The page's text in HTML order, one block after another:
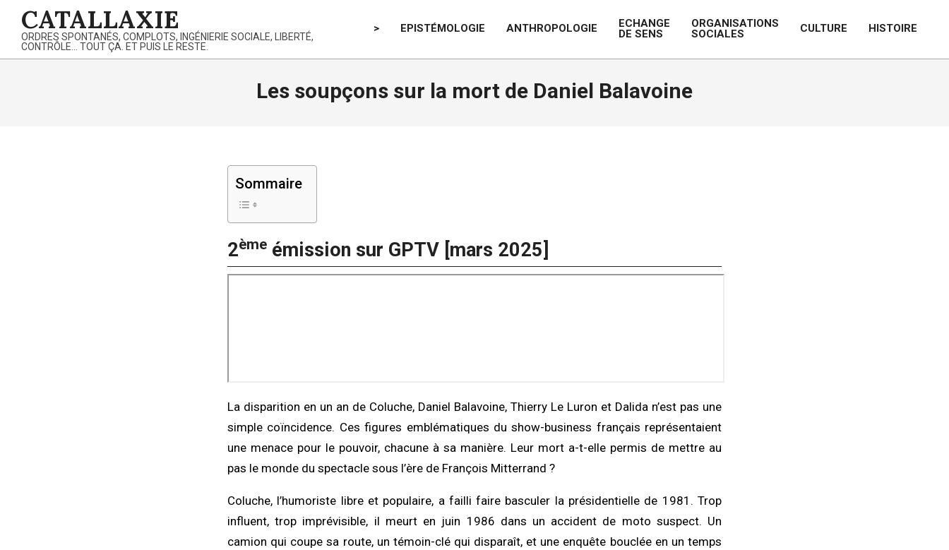
content
CATALLAXIE
ORDRES SPONTANÉS, COMPLOTS, INGÉNIERIE SOCIALE, LIBERTÉ,
CONTRÔLE… TOUT ÇA. ET PUIS LE RESTE.
> EPISTÉMOLOGIE ANTHROPOLOGIE
ECHANGE
DE SENS
ORGANISATIONS
SOCIALES
CULTURE HISTOIRE
Les soupçons sur la mort de Daniel Balavoine
Sommaire
2ème émission sur GPTV [mars 2025]
La disparition en un an de Coluche, Daniel Balavoine, Thierry Le Luron et Dalida n’est pas une
simple coïncidence. Ces figures emblématiques du show-business français représentaient
une menace pour le pouvoir, chacune à sa manière. Leur mort a-t-elle permis de mettre au
pas le monde du spectacle sous l’ère de François Mitterrand ?
Coluche, l’humoriste libre et populaire, a failli faire basculer la présidentielle de 1981. Trop
influent, trop imprévisible, il meurt en juin 1986 dans un accident de moto suspect. Un
camion qui coupe sa route, un témoin-clé qui disparaît, et une enquête bouclée en un temps